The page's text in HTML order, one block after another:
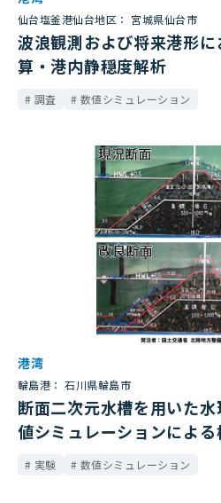
仙台塩釜港仙台地区： 宮城県仙台市
波浪観測および将来港形
算・港内静穏度解析
調査 数値シミュレーション
港湾
輪島港： 石川県輪島市
断面二次元水槽を用いた
値シミュレーションによる
実験 数値シミュレーション